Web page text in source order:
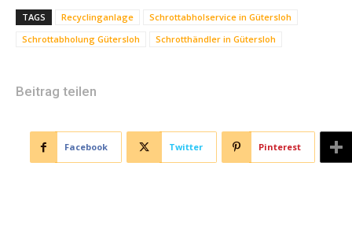
TAGS Recyclinganlage
Schrottabholservice in Gütersloh
Schrottabholung Gütersloh
Schrotthändler in Gütersloh
Beitrag teilen
Facebook Twitter Pinterest